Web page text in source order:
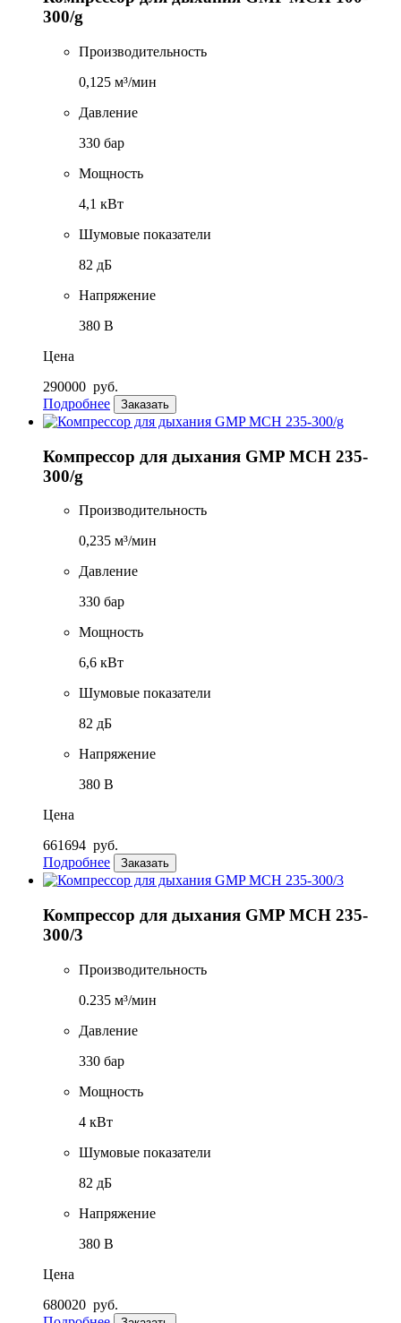
300/g
Производительность
0,125 м³/мин
Давление
330 бар
Мощность
4,1 кВт
Шумовые показатели
82 дБ
Напряжение
380 В
Цена
290000 руб.
Подробнее
Заказать
Компрессор для дыхания GMP MCH 235-
300/g
Производительность
0,235 м³/мин
Давление
330 бар
Мощность
6,6 кВт
Шумовые показатели
82 дБ
Напряжение
380 В
Цена
661694 руб.
Подробнее
Заказать
Компрессор для дыхания GMP MCH 235-
300/3
Производительность
0.235 м³/мин
Давление
330 бар
Мощность
4 кВт
Шумовые показатели
82 дБ
Напряжение
380 В
Цена
680020 руб.